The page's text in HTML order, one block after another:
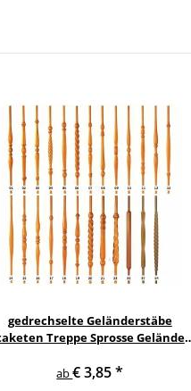
gedrechselte Geländerstäbe
Treppe Sprosse Geländer
ab€ 3,85*